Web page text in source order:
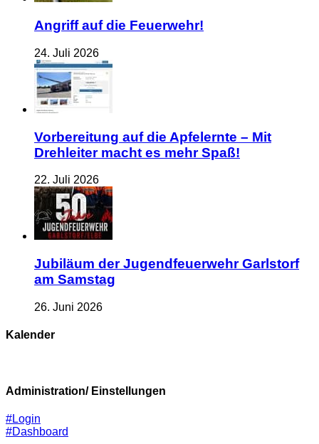
Angriff auf die Feuerwehr!
24. Juli 2026
Vorbereitung auf die Apfelernte – Mit
Drehleiter macht es mehr Spaß!
22. Juli 2026
Jubiläum der Jugendfeuerwehr Garlstorf
am Samstag
26. Juni 2026
Kalender
Administration/ Einstellungen
#Login
#Dashboard